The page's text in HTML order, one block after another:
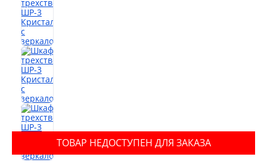
Мягкая мебель
Шкафы
Спальня
Детская
ТОВАР НЕДОСТУПЕН ДЛЯ ЗАКАЗА